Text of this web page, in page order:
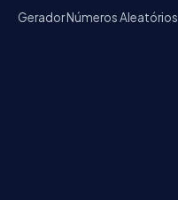
Gerador Números Aleatórios